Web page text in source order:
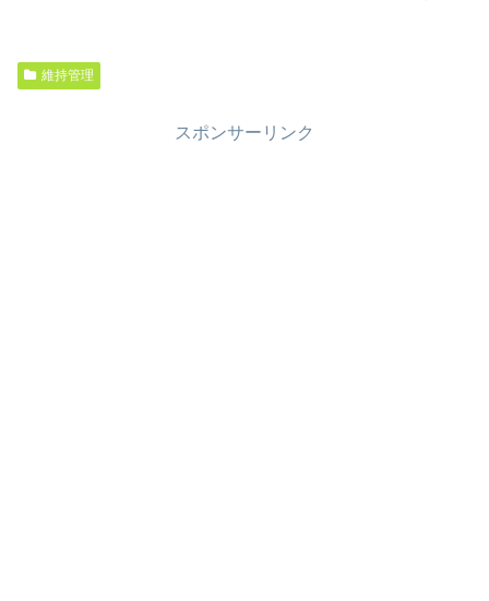
維持管理
スポンサーリンク